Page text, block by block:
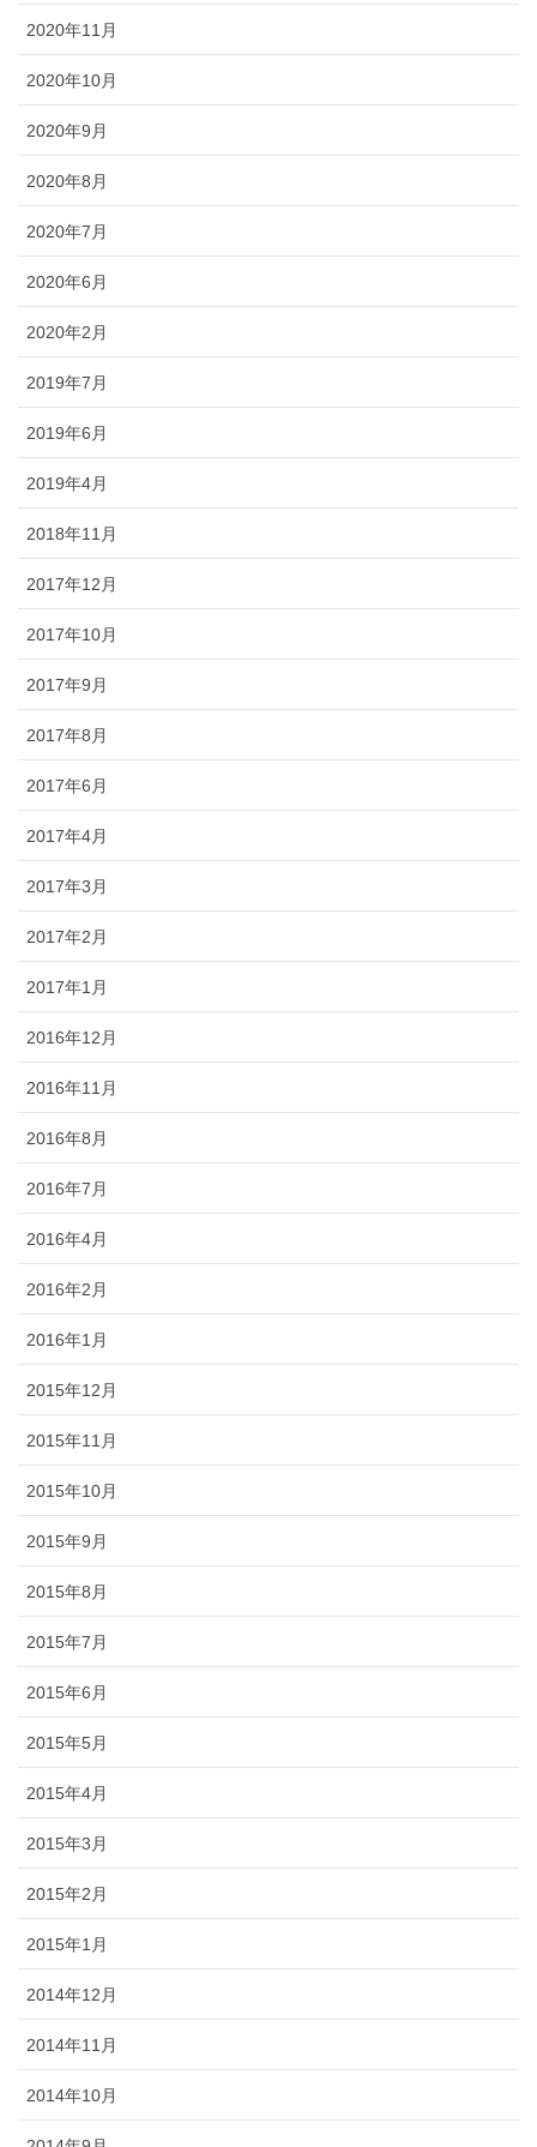
2020年11月
2020年10月
2020年9月
2020年8月
2020年7月
2020年6月
2020年2月
2019年7月
2019年6月
2019年4月
2018年11月
2017年12月
2017年10月
2017年9月
2017年8月
2017年6月
2017年4月
2017年3月
2017年2月
2017年1月
2016年12月
2016年11月
2016年8月
2016年7月
2016年4月
2016年2月
2016年1月
2015年12月
2015年11月
2015年10月
2015年9月
2015年8月
2015年7月
2015年6月
2015年5月
2015年4月
2015年3月
2015年2月
2015年1月
2014年12月
2014年11月
2014年10月